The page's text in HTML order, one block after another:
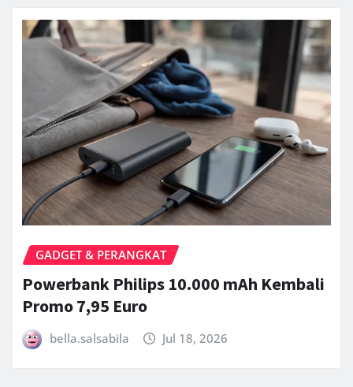
GADGET & PERANGKAT
Powerbank Philips 10.000 mAh Kembali
Promo 7,95 Euro
bella.salsabila Jul 18, 2026